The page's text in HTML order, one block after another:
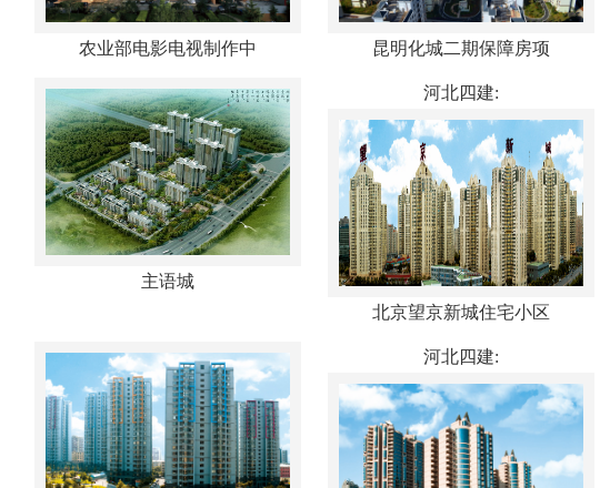
农业部电影电视制作中 昆明化城二期保障房项
主语城
河北四建:
北京望京新城住宅小区
河北四建: